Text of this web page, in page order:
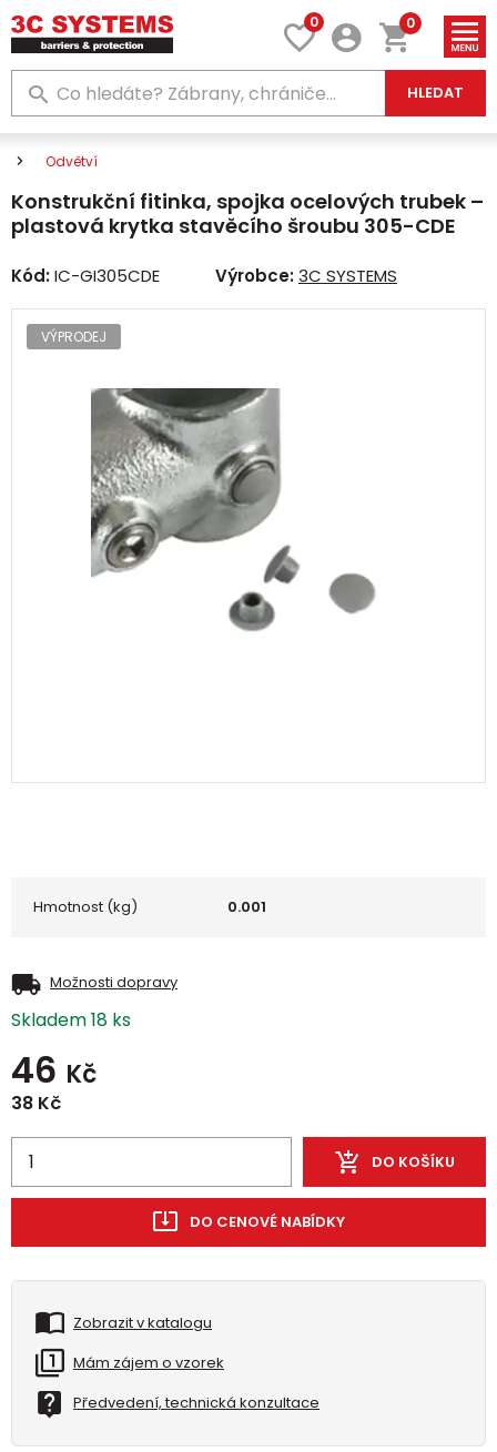
0
HLEDAT
0
Odvětví
Konstrukční fitinka, spojka ocelových trubek –
plastová krytka stavěcího šroubu 305-CDE
Kód:IC-GI305CDE Výrobce:3C SYSTEMS
VÝPRODEJ
Hmotnost (kg) 0.001
Možnosti dopravy
Skladem 18 ks
46 Kč
38 Kč
DO KOŠÍKU
DO CENOVÉ NABÍDKY
Zobrazit v katalogu
Mám zájem o vzorek
Předvedení, technická konzultace